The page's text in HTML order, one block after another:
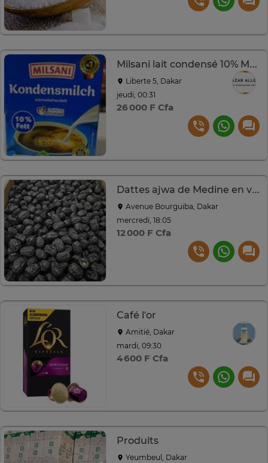
Milsani lait condensé 10% MG 340 ml
Liberte 5, Dakar
jeudi, 00:31
26 000 F Cfa
Dattes ajwa de Medine en vrac
Avenue Bourguiba, Dakar
mercredi, 18:05
12 000 F Cfa
Café l’or
Amitié, Dakar
mardi, 09:30
4 600 F Cfa
Produits
Yeumbeul, Dakar